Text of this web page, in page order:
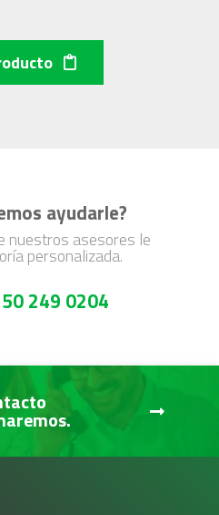
ayudarle?
nuestros asesores le
personalizada.
249 0204